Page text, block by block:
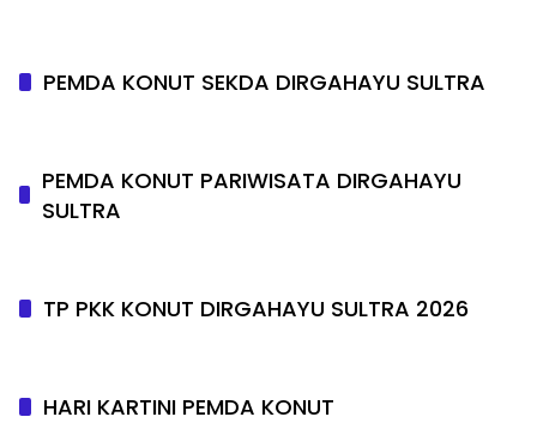
PEMDA KONUT SEKDA DIRGAHAYU SULTRA
PEMDA KONUT PARIWISATA DIRGAHAYU
SULTRA
TP PKK KONUT DIRGAHAYU SULTRA 2026
HARI KARTINI PEMDA KONUT